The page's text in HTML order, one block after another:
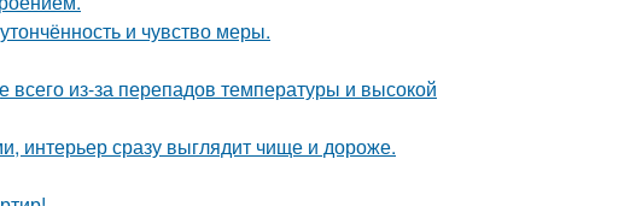
и чувство меры.
всего из-за перепадов температуры и высокой
интерьер сразу выглядит чище и дороже.